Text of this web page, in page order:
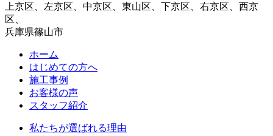
上京区、左京区、中京区、東山区、下京区、右京区、西京
区、
兵庫県篠山市
ホーム
はじめての方へ
施工事例
お客様の声
スタッフ紹介
私たちが選ばれる理由